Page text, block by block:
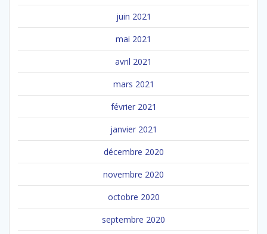
juin 2021
mai 2021
avril 2021
mars 2021
février 2021
janvier 2021
décembre 2020
novembre 2020
octobre 2020
septembre 2020